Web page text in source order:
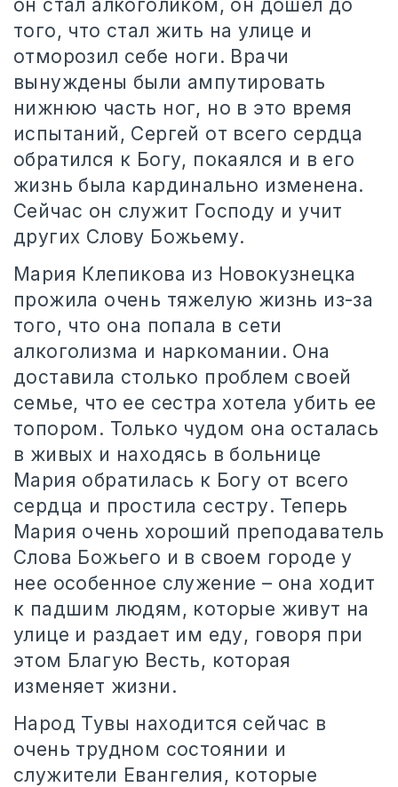
он стал алкоголиком, он дошел до
того, что стал жить на улице и
отморозил себе ноги. Врачи
вынуждены были ампутировать
нижнюю часть ног, но в это время
испытаний, Сергей от всего сердца
обратился к Богу, покаялся и в его
жизнь была кардинально изменена.
Сейчас он служит Господу и учит
других Слову Божьему.
Мария Клепикова из Новокузнецка
прожила очень тяжелую жизнь из-за
того, что она попала в сети
алкоголизма и наркомании. Она
доставила столько проблем своей
семье, что ее сестра хотела убить ее
топором. Только чудом она осталась
в живых и находясь в больнице
Мария обратилась к Богу от всего
сердца и простила сестру. Теперь
Мария очень хороший преподаватель
Слова Божьего и в своем городе у
нее особенное служение – она ходит
к падшим людям, которые живут на
улице и раздает им еду, говоря при
этом Благую Весть, которая
изменяет жизни.
Народ Тувы находится сейчас в
очень трудном состоянии и
служители Евангелия, которые